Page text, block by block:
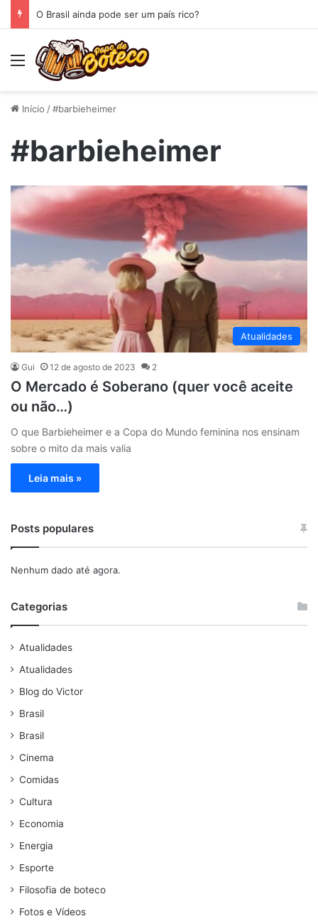
O Brasil ainda pode ser um país rico?
Menu
Início /#barbieheimer
#barbieheimer
Atualidades
Gui 12 de agosto de 2023 2
O Mercado é Soberano (quer você aceite
ou não…)
O que Barbieheimer e a Copa do Mundo feminina nos ensinam
sobre o mito da mais valia
Leia mais »
Posts populares
Nenhum dado até agora.
Categorias
Atualidades
Atualidades
Blog do Victor
Brasil
Brasil
Cinema
Comidas
Cultura
Economia
Energia
Esporte
Filosofia de boteco
Fotos e Vídeos